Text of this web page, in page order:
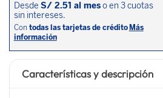
Características y descripción